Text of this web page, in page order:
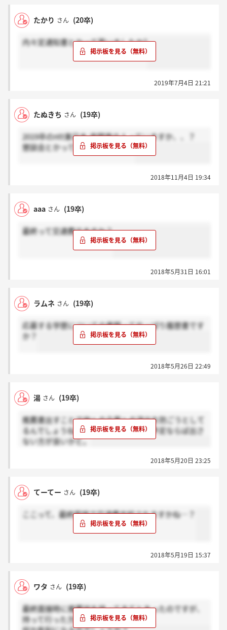
たかり さん (20卒)
内々定通知書とかって貰いましたか?
2019年7月4日 21:21
たぬきち さん (19卒)
2019卒のntt東日本-南関東の人っていますか、、？
懇談会とかってないんですかね？
2018年11月4日 19:34
aaa さん (19卒)
最終って交通費でますか？
2018年5月31日 16:01
ラムネ さん (19卒)
応募する学歴についての書類ってやっぱり履歴書です
か？
2018年5月26日 22:49
湯 さん (19卒)
推薦書出すことで他への企業への流出を防ごうとして
るんでしょうね。まだ他の企業受ける予定ならば出さ
ない方が良いかと。
2018年5月20日 23:25
てーてー さん (19卒)
ここって、最終面接で交通費支給されますかね…？
2018年5月19日 15:37
ワタ さん (19卒)
最終面接時に推薦状を持ってきてとあったのですが、
持って行った方が良いですか？